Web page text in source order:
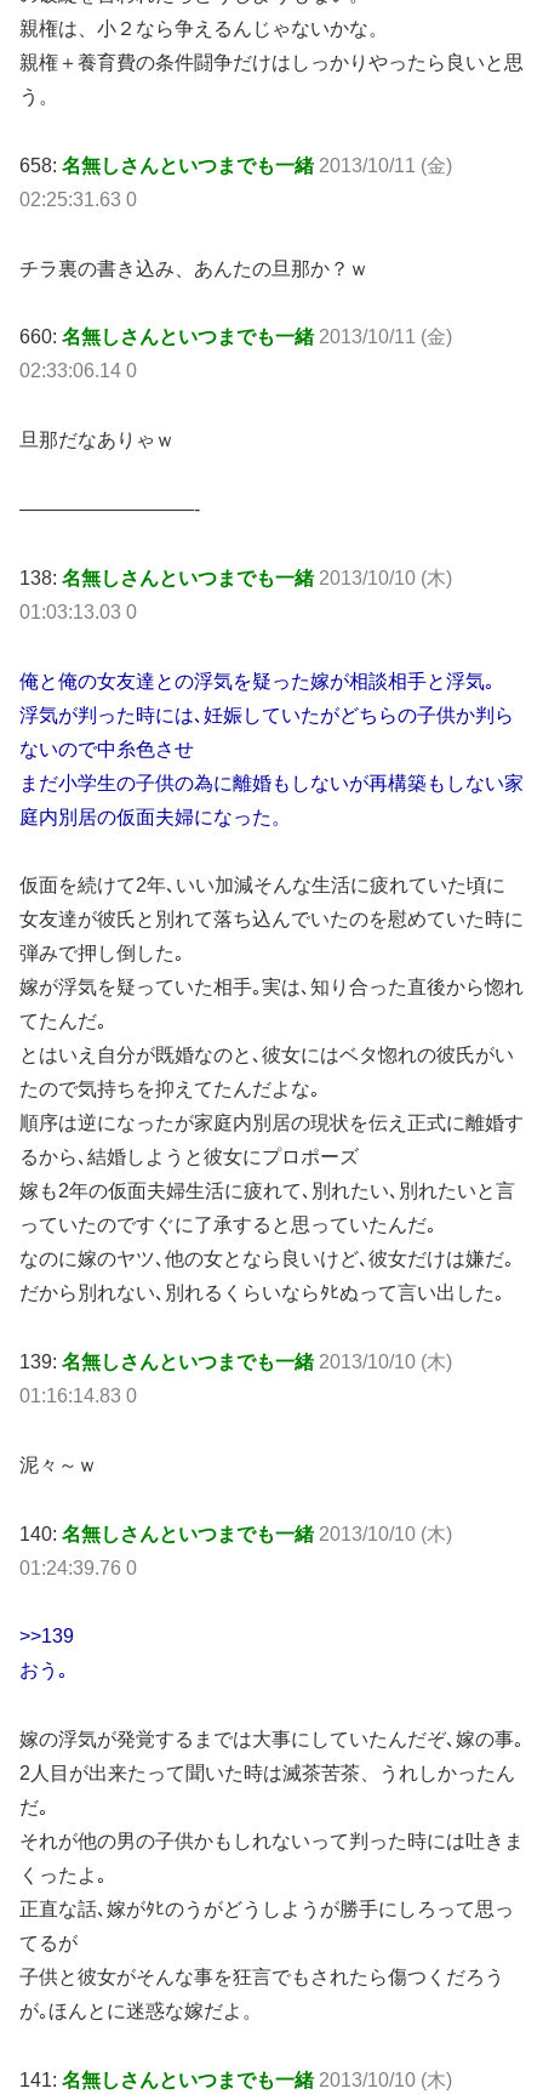
親権は、小２なら争えるんじゃないかな。
親権＋養育費の条件闘争だけはしっかりやったら良いと思
う。
658: 名無しさんといつまでも一緒 2013/10/11 (金)
02:25:31.63 0
チラ裏の書き込み、あんたの旦那か？ｗ
660: 名無しさんといつまでも一緒 2013/10/11 (金)
02:33:06.14 0
旦那だなありゃｗ
—————————-
138: 名無しさんといつまでも一緒 2013/10/10 (木)
01:03:13.03 0
俺と俺の女友達との浮気を疑った嫁が相談相手と浮気｡
浮気が判った時には､妊娠していたがどちらの子供か判ら
ないので中糸色させ
まだ小学生の子供の為に離婚もしないが再構築もしない家
庭内別居の仮面夫婦になった。
仮面を続けて2年､いい加減そんな生活に疲れていた頃に
女友達が彼氏と別れて落ち込んでいたのを慰めていた時に
弾みで押し倒した｡
嫁が浮気を疑っていた相手｡実は､知り合った直後から惚れ
てたんだ｡
とはいえ自分が既婚なのと､彼女にはベタ惚れの彼氏がい
たので気持ちを抑えてたんだよな｡
順序は逆になったが家庭内別居の現状を伝え正式に離婚す
るから､結婚しようと彼女にプロポーズ
嫁も2年の仮面夫婦生活に疲れて､別れたい､別れたいと言
っていたのですぐに了承すると思っていたんだ｡
なのに嫁のヤツ､他の女となら良いけど､彼女だけは嫌だ｡
だから別れない､別れるくらいならﾀﾋぬって言い出した｡
139: 名無しさんといつまでも一緒 2013/10/10 (木)
01:16:14.83 0
泥々～ｗ
140: 名無しさんといつまでも一緒 2013/10/10 (木)
01:24:39.76 0
>>139
おう｡
嫁の浮気が発覚するまでは大事にしていたんだぞ､嫁の事｡
2人目が出来たって聞いた時は滅茶苦茶、うれしかったん
だ｡
それが他の男の子供かもしれないって判った時には吐きま
くったよ｡
正直な話､嫁がﾀﾋのうがどうしようが勝手にしろって思っ
てるが
子供と彼女がそんな事を狂言でもされたら傷つくだろう
が｡ほんとに迷惑な嫁だよ。
141: 名無しさんといつまでも一緒 2013/10/10 (木)